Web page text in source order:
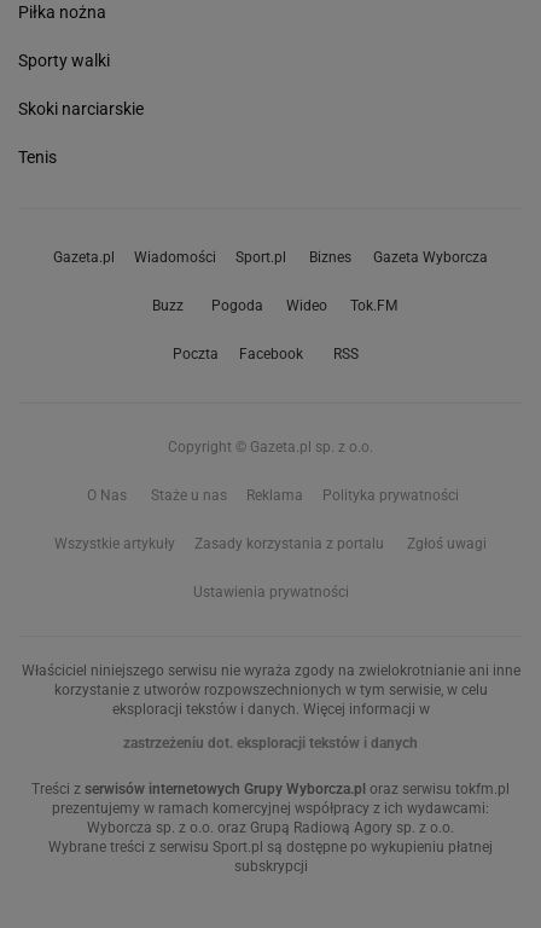
Piłka nożna
Sporty walki
Skoki narciarskie
Tenis
Gazeta.pl Wiadomości Sport.pl Biznes Gazeta Wyborcza
Buzz Pogoda Wideo Tok.FM
Poczta Facebook RSS
Copyright © Gazeta.pl sp. z o.o.
O Nas Staże u nas Reklama Polityka prywatności
Wszystkie artykuły Zasady korzystania z portalu Zgłoś uwagi
Ustawienia prywatności
Właściciel niniejszego serwisu nie wyraża zgody na zwielokrotnianie ani inne
korzystanie z utworów rozpowszechnionych w tym serwisie, w celu
eksploracji tekstów i danych. Więcej informacji w
zastrzeżeniu dot. eksploracji tekstów i danych
Treści z serwisów internetowych Grupy Wyborcza.pl oraz serwisu tokfm.pl
prezentujemy w ramach komercyjnej współpracy z ich wydawcami:
Wyborcza sp. z o.o. oraz Grupą Radiową Agory sp. z o.o.
Wybrane treści z serwisu Sport.pl są dostępne po wykupieniu płatnej
subskrypcji